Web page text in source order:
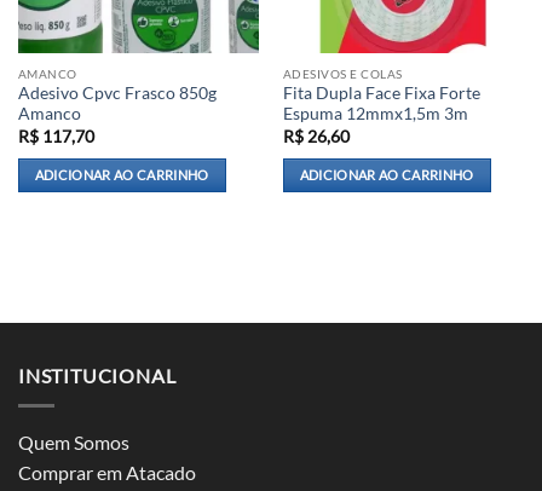
AMANCO
Adesivo Cpvc Frasco 850g
Amanco
R$117,70
ADICIONAR AO CARRINHO
ADESIVOS E COLAS
Fita Dupla Face Fixa Forte
Espuma 12mmx1,5m 3m
R$26,60
ADICIONAR AO CARRINHO
INSTITUCIONAL
Quem Somos
Comprar em Atacado